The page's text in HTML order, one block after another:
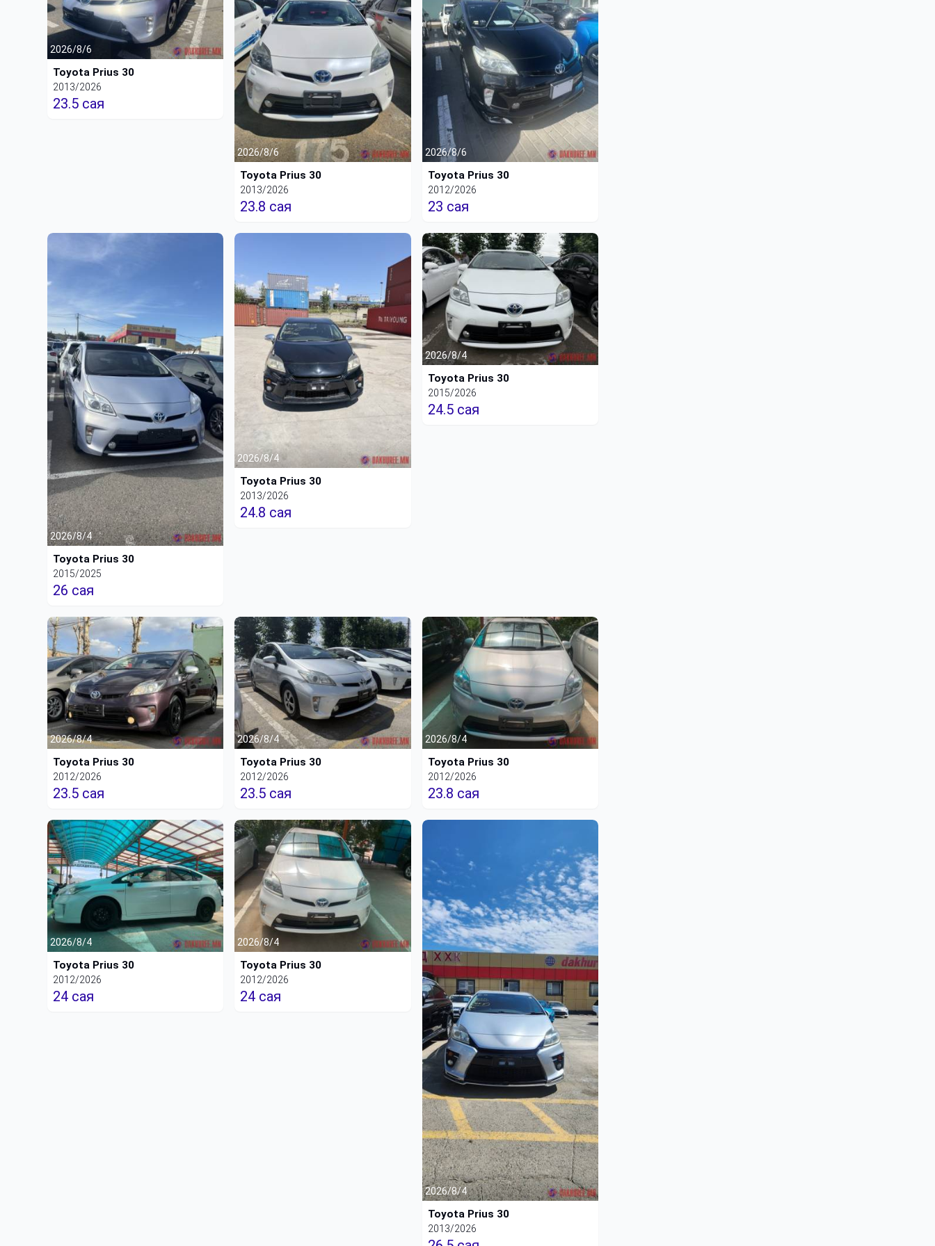
2026/8/6
Toyota Prius 30
2013/2026
23.5 сая
2026/8/6
Toyota Prius 30
2013/2026
23.8 сая
2026/8/6
Toyota Prius 30
2012/2026
23 сая
2026/8/4
Toyota Prius 30
2015/2025
26 сая
2026/8/4
Toyota Prius 30
2013/2026
24.8 сая
2026/8/4
Toyota Prius 30
2015/2026
24.5 сая
2026/8/4
Toyota Prius 30
2012/2026
23.5 сая
2026/8/4
Toyota Prius 30
2012/2026
23.5 сая
2026/8/4
Toyota Prius 30
2012/2026
23.8 сая
2026/8/4
Toyota Prius 30
2012/2026
24 сая
2026/8/4
Toyota Prius 30
2012/2026
24 сая
2026/8/4
Toyota Prius 30
2013/2026